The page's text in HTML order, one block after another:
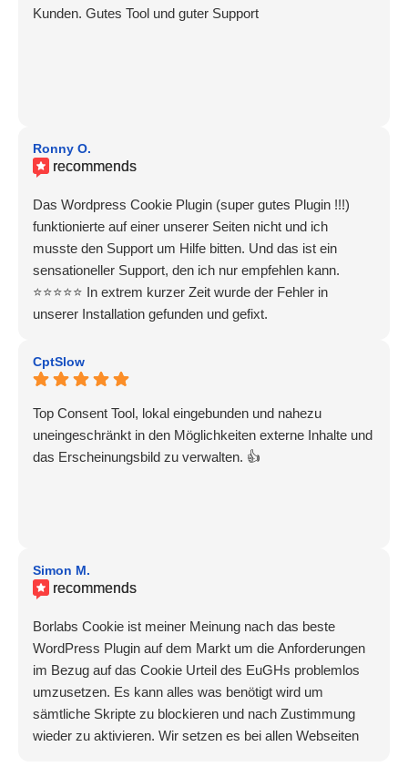
Kunden. Gutes Tool und guter Support
Ronny O.
recommends
Das Wordpress Cookie Plugin (super gutes Plugin !!!)
funktionierte auf einer unserer Seiten nicht und ich
musste den Support um Hilfe bitten. Und das ist ein
sensationeller Support, den ich nur empfehlen kann.
⭐️⭐️⭐️⭐️⭐️ In extrem kurzer Zeit wurde der Fehler in
unserer Installation gefunden und gefixt.
CptSlow
Top Consent Tool, lokal eingebunden und nahezu
uneingeschränkt in den Möglichkeiten externe Inhalte und
das Erscheinungsbild zu verwalten. 👍
Simon M.
recommends
Borlabs Cookie ist meiner Meinung nach das beste
WordPress Plugin auf dem Markt um die Anforderungen
im Bezug auf das Cookie Urteil des EuGHs problemlos
umzusetzen. Es kann alles was benötigt wird um
sämtliche Skripte zu blockieren und nach Zustimmung
wieder zu aktivieren. Wir setzen es bei allen Webseiten